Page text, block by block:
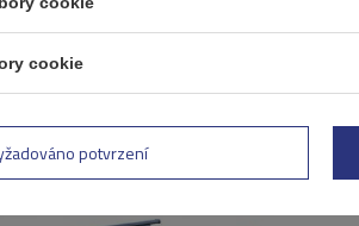
cookie
potvrzení